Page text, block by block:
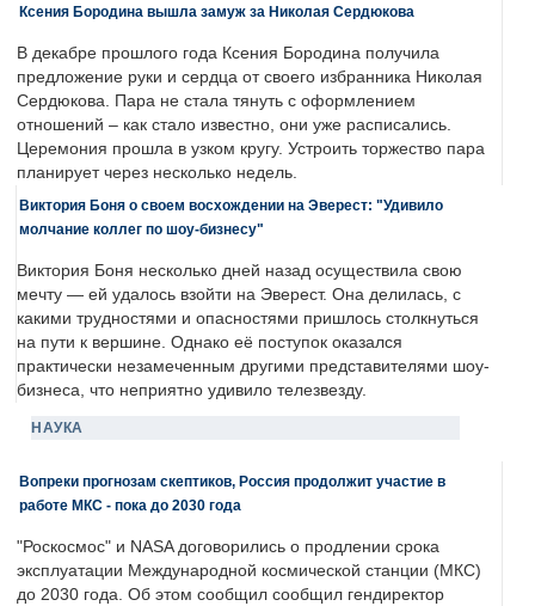
Ксения Бородина вышла замуж за Николая Сердюкова
В декабре прошлого года Ксения Бородина получила
предложение руки и сердца от своего избранника Николая
Сердюкова. Пара не стала тянуть с оформлением
отношений – как стало известно, они уже расписались.
Церемония прошла в узком кругу. Устроить торжество пара
планирует через несколько недель.
Виктория Боня о своем восхождении на Эверест: "Удивило
молчание коллег по шоу-бизнесу"
Виктория Боня несколько дней назад осуществила свою
мечту — ей удалось взойти на Эверест. Она делилась, с
какими трудностями и опасностями пришлось столкнуться
на пути к вершине. Однако её поступок оказался
практически незамеченным другими представителями шоу-
бизнеса, что неприятно удивило телезвезду.
НАУКА
Вопреки прогнозам скептиков, Россия продолжит участие в
работе МКС - пока до 2030 года
"Роскосмос" и NASA договорились о продлении срока
эксплуатации Международной космической станции (МКС)
до 2030 года. Об этом сообщил сообщил гендиректор